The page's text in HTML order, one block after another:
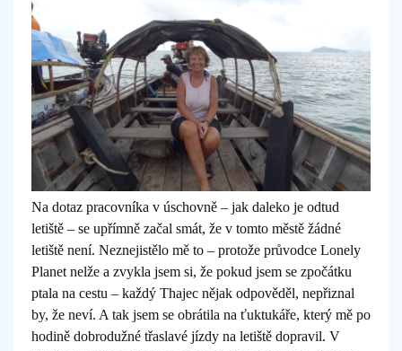
Na dotaz pracovníka v úschovně – jak daleko je odtud
letiště – se upřímně začal smát, že v tomto městě žádné
letiště není. Neznejistělo mě to – protože průvodce Lonely
Planet nelže a zvykla jsem si, že pokud jsem se zpočátku
ptala na cestu – každý Thajec nějak odpověděl, nepřiznal
by, že neví. A tak jsem se obrátila na ťuktukáře, který mě po
hodině dobrodužné třaslavé jízdy na letiště dopravil. V